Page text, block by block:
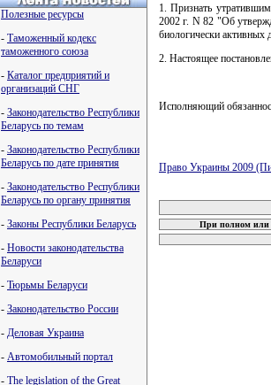
Полезные ресурсы
- Таможенный кодекс
таможенного союза
- Каталог предприятий и
организаций СНГ
- Законодательство Республики
Беларусь по темам
- Законодательство Республики
Беларусь по дате принятия
- Законодательство Республики
Беларусь по органу принятия
- Законы Республики Беларусь
- Новости законодательства
Беларуси
- Тюрьмы Беларуси
- Законодательство России
- Деловая Украина
- Автомобильный портал
- The legislation of the Great
1. Признать
2002 г. N 82 "Об
биологически активных
2. Настоящее
Исполняющий
Право Украины 2009
При полном или